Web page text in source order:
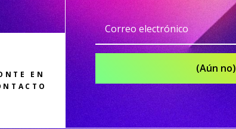
(Aún no)
EN